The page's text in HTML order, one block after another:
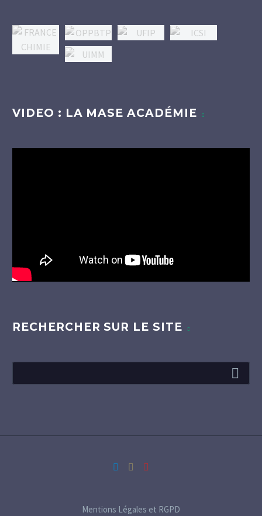
VIDEO : LA MASE ACADÉMIE
RECHERCHER SUR LE SITE
Mentions Légales et RGPD